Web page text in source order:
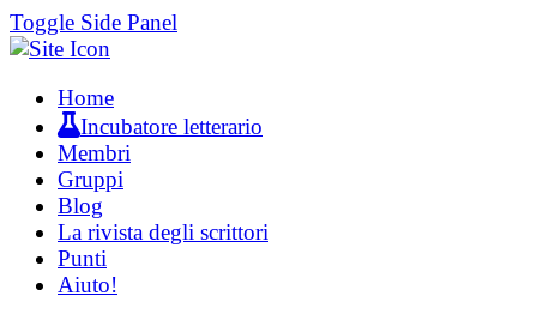
Toggle Side Panel
Home
Incubatore letterario
Membri
Gruppi
Blog
La rivista degli scrittori
Punti
Aiuto!